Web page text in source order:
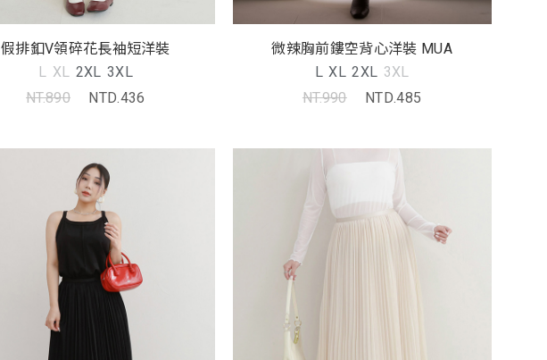
假排釦V領碎花長袖短洋裝
L XL 2XL 3XL
NT.890
NTD.436
微辣胸前鏤空背心洋裝 MUA
L XL 2XL 3XL
NT.990
NTD.485